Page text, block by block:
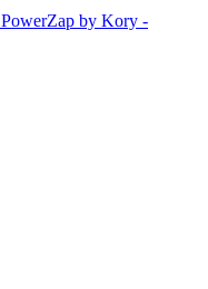
PowerZap by Kory -